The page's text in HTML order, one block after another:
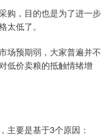
购，目的也是为了进一步
太低了。
场预期弱，大家普遍并不
低价卖粮的抵触情绪增
主要是基于3个原因：